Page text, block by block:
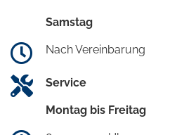
Samstag
Nach Vereinbarung
Service
Montag bis Freitag